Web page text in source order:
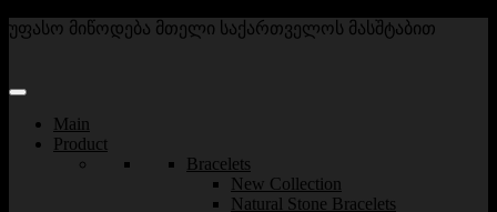
უფასო მიწოდება მთელი საქართველოს მასშტაბით
Main
Product
Bracelets
New Collection
Natural Stone Bracelets